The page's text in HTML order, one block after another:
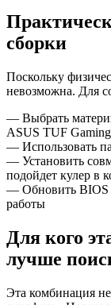
сборки
Поскольку
невозможна. Для
— Выбрать
ASUS TUF
— Использовать
— Установить
подойдет кулер в
— Обновить BIOS
работы
Для кого
лучше
Эта комбинация